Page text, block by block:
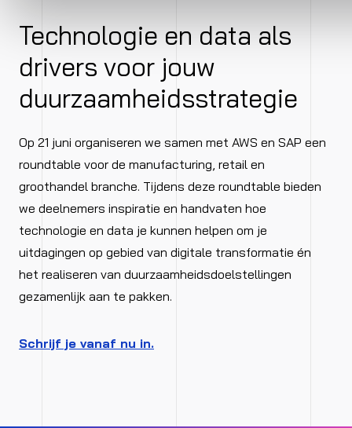
Technologie en data als
drivers voor jouw
duurzaamheidsstrategie
Op 21 juni organiseren we samen met AWS en SAP een
roundtable voor de manufacturing, retail en
groothandel branche. Tijdens deze roundtable bieden
we deelnemers inspiratie en handvaten hoe
technologie en data je kunnen helpen om je
uitdagingen op gebied van digitale transformatie én
het realiseren van duurzaamheidsdoelstellingen
gezamenlijk aan te pakken.
Schrijf je vanaf nu in.